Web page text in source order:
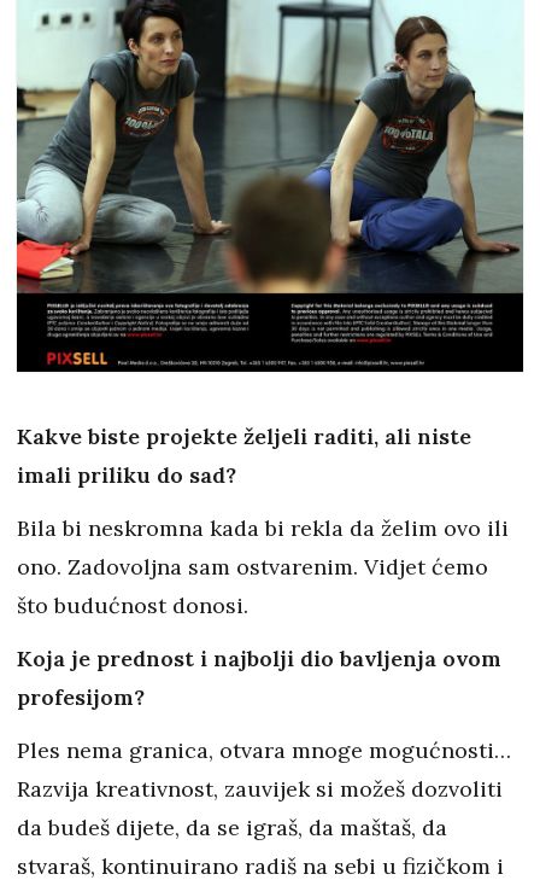
Kakve biste projekte željeli raditi, ali niste
imali priliku do sad?
Bila bi neskromna kada bi rekla da želim ovo ili
ono. Zadovoljna sam ostvarenim. Vidjet ćemo
što budućnost donosi.
Koja je prednost i najbolji dio bavljenja ovom
profesijom?
Ples nema granica, otvara mnoge mogućnosti…
Razvija kreativnost, zauvijek si možeš dozvoliti
da budeš dijete, da se igraš, da maštaš, da
stvaraš, kontinuirano radiš na sebi u fizičkom i